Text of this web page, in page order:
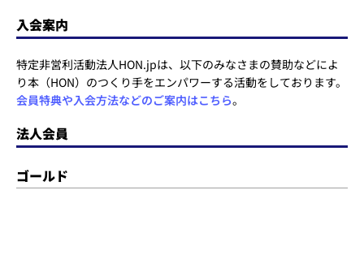
入会案内
特定非営利活動法人HON.jpは、以下のみなさまの賛助などによ
り本（HON）のつくり手をエンパワーする活動をしております。
会員特典や入会方法などのご案内はこちら。
法人会員
ゴールド